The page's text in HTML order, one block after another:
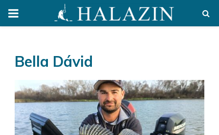
PRIMARY
Bella Dávid